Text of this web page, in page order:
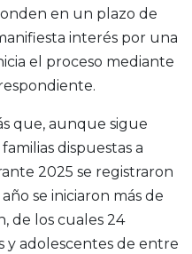
en un plazo de
interés por una
el proceso mediante
que, aunque sigue
dispuestas a
2025 se registraron
se iniciaron más de
de los cuales 24
y adolescentes de entre